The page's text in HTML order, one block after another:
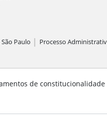
Paulo | Processo
de